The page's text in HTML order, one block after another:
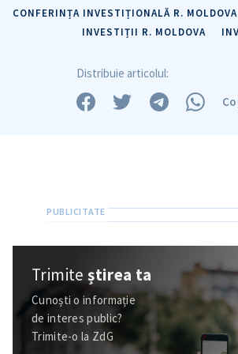
CONFERINȚA INVESTIȚIONALĂ R.
INVESTIȚII R. MOLDOVA
Distribuie articolul:
Trimiteștirea ta
Cunoști o informație
de interes public?
Trimite-o la ZdG
Titlu știre
+ Adaugă titlu
Mesajul știrei
+ Mesajul știrei
CONTACT SURSĂ
Sursă anonimă